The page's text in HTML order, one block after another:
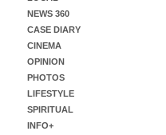
NEWS 360
CASE DIARY
CINEMA
OPINION
PHOTOS
LIFESTYLE
SPIRITUAL
INFO+